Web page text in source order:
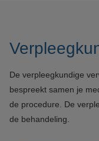
De verpleegkundige
bespreekt samen je
de procedure. De
de behandeling.